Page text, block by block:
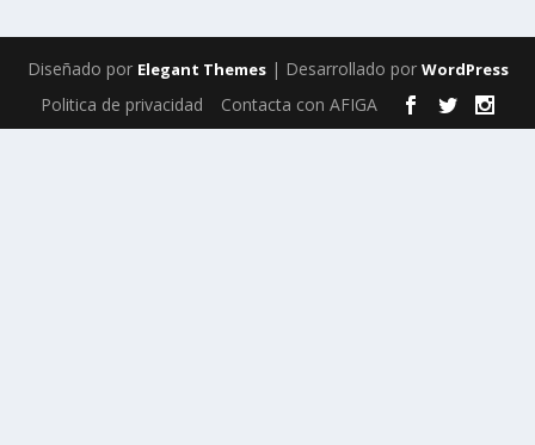
Diseñado por Elegant Themes| Desarrollado por WordPress
Politica de privacidad Contacta con AFIGA